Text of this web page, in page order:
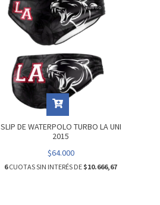
SLIP DE WATERPOLO TURBO LA UNI
2015
$64.000
6CUOTAS SIN INTERÉS DE $10.666,67